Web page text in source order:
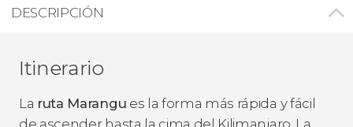
DESCRIPCIÓN
Itinerario
La ruta Marangu es la forma más rápida y fácil
de ascender hasta la cima del Kilimanjaro. La